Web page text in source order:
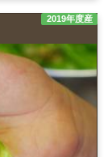
2019年度産